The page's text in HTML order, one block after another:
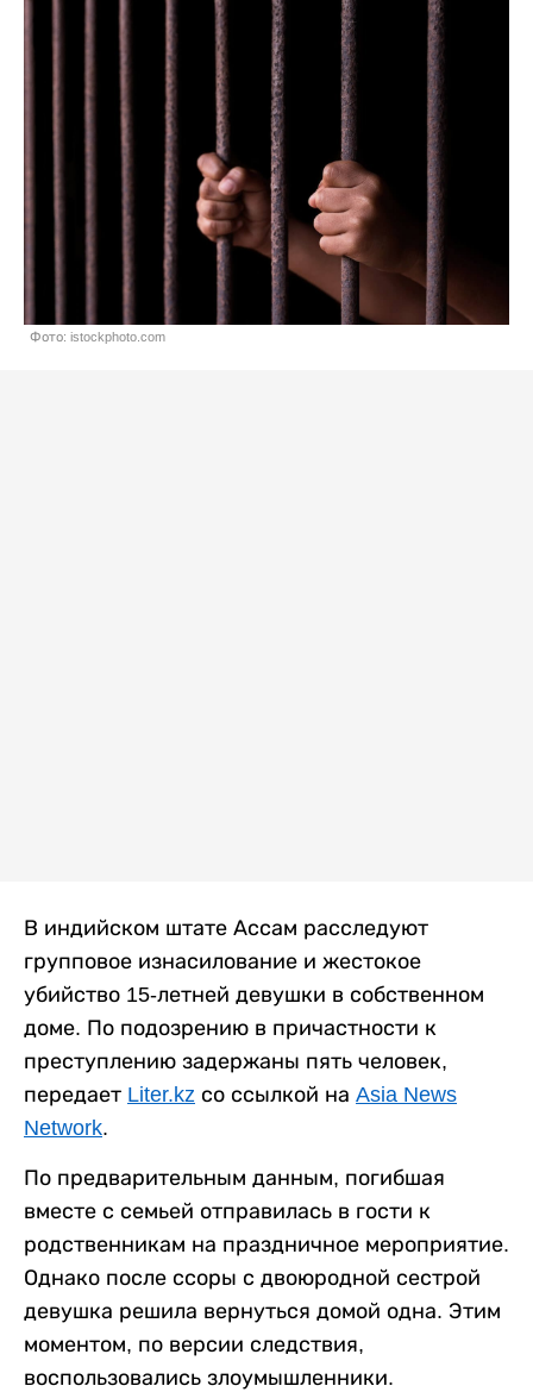
Фото: istockphoto.com
В индийском штате Ассам расследуют
групповое изнасилование и жестокое
убийство 15-летней девушки в собственном
доме. По подозрению в причастности к
преступлению задержаны пять человек,
передает Liter.kz со ссылкой на Asia News
Network.
По предварительным данным, погибшая
вместе с семьей отправилась в гости к
родственникам на праздничное мероприятие.
Однако после ссоры с двоюродной сестрой
девушка решила вернуться домой одна. Этим
моментом, по версии следствия,
воспользовались злоумышленники.